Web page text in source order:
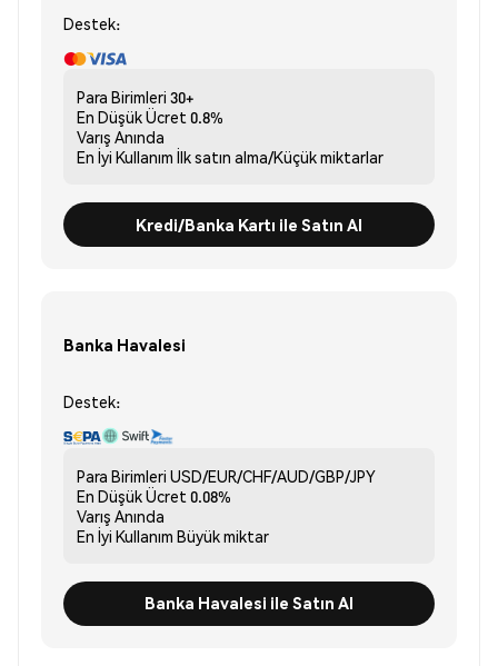
Destek:
Para Birimleri 30+
En Düşük Ücret 0.8%
Varış Anında
En İyi Kullanım İlk satın alma/Küçük miktarlar
Kredi/Banka Kartı ile Satın Al
Banka Havalesi
Destek:
Para Birimleri USD/EUR/CHF/AUD/GBP/JPY
En Düşük Ücret 0.08%
Varış Anında
En İyi Kullanım Büyük miktar
Banka Havalesi ile Satın Al